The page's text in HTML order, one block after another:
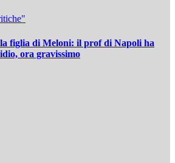
figlia di Meloni: il prof di Napoli ha
ora gravissimo